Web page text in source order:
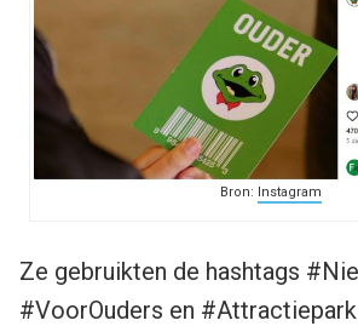
Bron: Instagram
Ze gebruikten de hashtags
#VoorOuders en